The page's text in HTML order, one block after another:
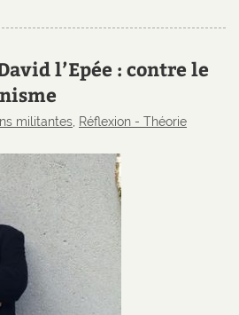
l’Epée : contre le
militantes, Réflexion - Théorie